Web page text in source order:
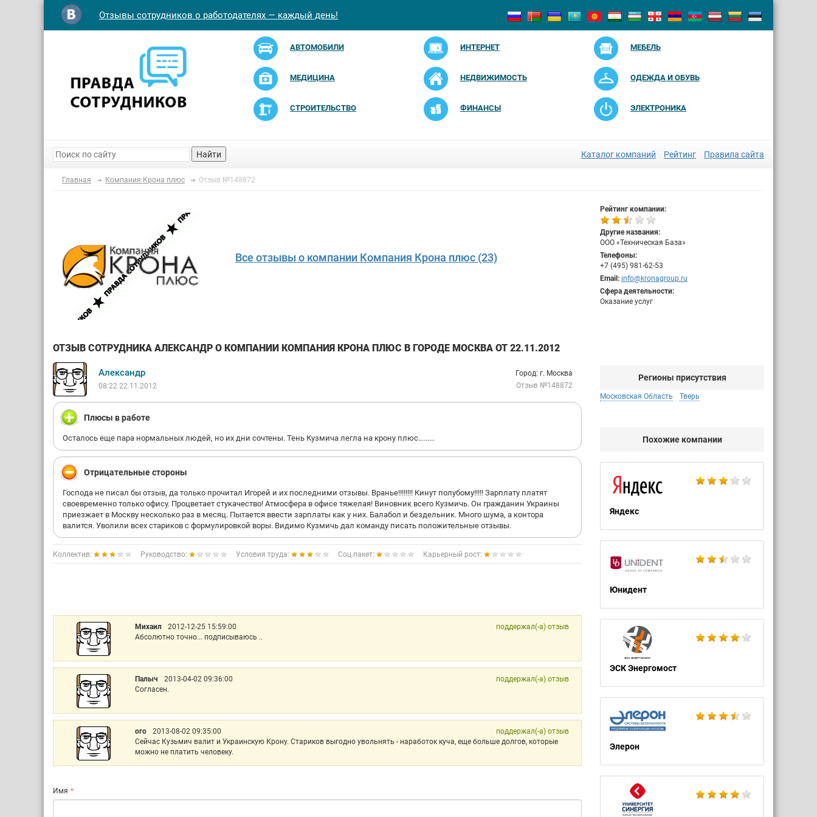
Отзывы сотрудников о работодателях — каждый день!
АВТОМОБИЛИ ИНТЕРНЕТ МЕБЕЛЬ
МЕДИЦИНА НЕДВИЖИМОСТЬ ОДЕЖДА И ОБУВЬ
СТРОИТЕЛЬСТВО ФИНАНСЫ ЭЛЕКТРОНИКА
Найти Каталог компаний Рейтинг Правила сайта
Главная Компания Крона плюс Отзыв №148872
Все отзывы о компании Компания Крона плюс (23)
Рейтинг компании:
Другие названия:
ООО «Техническая База»
Телефоны:
+7 (495) 981-62-53
Email: info@kronagroup.ru
Сфера деятельности:
Оказание услуг
ОТЗЫВ СОТРУДНИКА АЛЕКСАНДР О КОМПАНИИ КОМПАНИЯ КРОНА ПЛЮС В ГОРОДЕ МОСКВА ОТ 22.11.2012
Александр
08:22 22.11.2012
Город: г. Москва
Отзыв №148872
Плюсы в работе
Осталось еще пара нормальных людей, но их дни сочтены. Тень Кузмича легла на крону плюс.........
Отрицательные стороны
Господа не писал бы отзыв, да только прочитал Игорей и их последними отзывы. Вранье!!!!!!!! Кинут полубому!!!!! Зарплату платят
своевременно только офису. Процветает стукачество! Атмосфера в офисе тяжелая! Виновник всего Кузмичь. Он гражданин Украины
приезжает в Москву несколько раз в месяц. Пытается ввести зарплаты как у них. Балабол и бездельник. Много шума, а контора
валится. Уволили всех стариков с формулировкой воры. Видимо Кузмичь дал команду писать положительные отзывы.
Коллектив: Руководство: Условия труда: Соц.пакет: Карьерный рост:
Михаил 2012-12-25 15:59:00
поддержал(-а) отзыв
Абсолютно точно... подписываюсь ..
Палыч 2013-04-02 09:36:00
поддержал(-а) отзыв
Согласен.
ого 2013-08-02 09:35:00
поддержал(-а) отзыв
Cейчас Кузьмич валит и Украинскую Крону. Стариков выгодно увольнять - наработок куча, еще больше долгов, которые
можно не платить человеку.
Имя
Регионы присутствия
Московская Область Тверь
Похожие компании
Яндекс
Юнидент
ЭСК Энергомост
Элерон